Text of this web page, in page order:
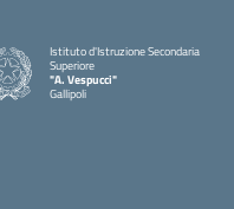
Istituto d'Istruzione Secondaria
Superiore
"A. Vespucci"
Gallipoli